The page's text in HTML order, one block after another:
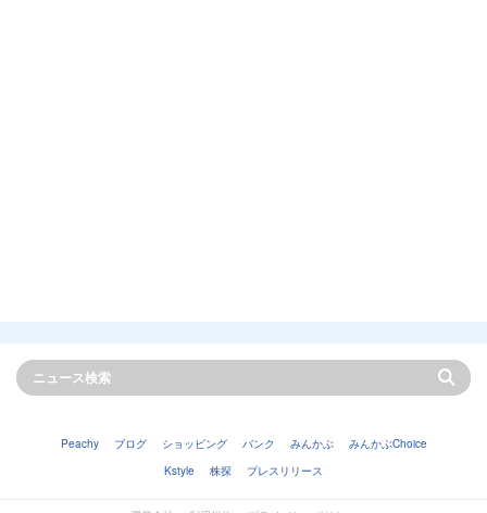
Peachy ブログ ショッピング バンク みんかぶ
みんかぶChoice
Kstyle
株探 プレスリリース